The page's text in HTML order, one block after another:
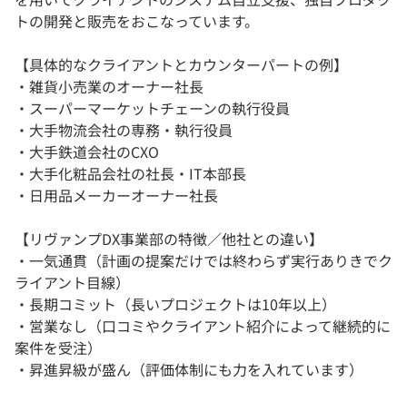
トの開発と販売をおこなっています。
【具体的なクライアントとカウンターパートの例】
・雑貨小売業のオーナー社長
・スーパーマーケットチェーンの執行役員
・大手物流会社の専務・執行役員
・大手鉄道会社のCXO
・大手化粧品会社の社長・IT本部長
・日用品メーカーオーナー社長
【リヴァンプDX事業部の特徴／他社との違い】
・一気通貫（計画の提案だけでは終わらず実行ありきでク
ライアント目線）
・長期コミット（長いプロジェクトは10年以上）
・営業なし（口コミやクライアント紹介によって継続的に
案件を受注）
・昇進昇級が盛ん（評価体制にも力を入れています）